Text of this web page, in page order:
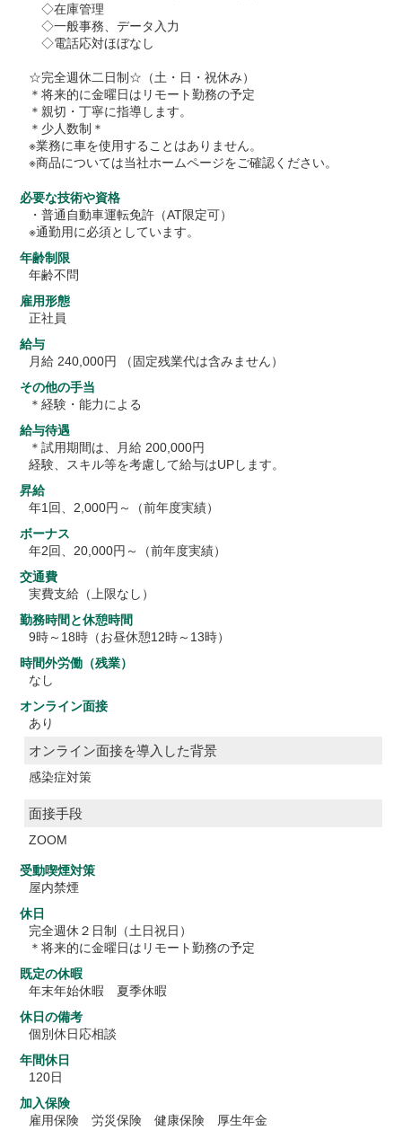
◇在庫管理
◇一般事務、データ入力
◇電話応対ほぼなし
☆完全週休二日制☆（土・日・祝休み）
＊将来的に金曜日はリモート勤務の予定
＊親切・丁寧に指導します。
＊少人数制＊
※業務に車を使用することはありません。
※商品については当社ホームページをご確認ください。
必要な技術や資格
・普通自動車運転免許（AT限定可）
※通勤用に必須としています。
年齢制限
年齢不問
雇用形態
正社員
給与
月給 240,000円 （固定残業代は含みません）
その他の手当
＊経験・能力による
給与待遇
＊試用期間は、月給 200,000円
経験、スキル等を考慮して給与はUPします。
昇給
年1回、2,000円～（前年度実績）
ボーナス
年2回、20,000円～（前年度実績）
交通費
実費支給（上限なし）
勤務時間と休憩時間
9時～18時（お昼休憩12時～13時）
時間外労働（残業）
なし
オンライン面接
あり
オンライン面接を導入した背景
感染症対策
面接手段
ZOOM
受動喫煙対策
屋内禁煙
休日
完全週休２日制（土日祝日）
＊将来的に金曜日はリモート勤務の予定
既定の休暇
年末年始休暇 夏季休暇
休日の備考
個別休日応相談
年間休日
120日
加入保険
雇用保険 労災保険 健康保険 厚生年金